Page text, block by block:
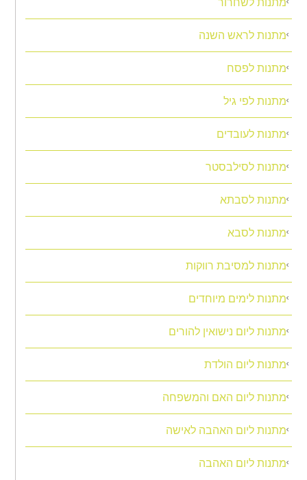
מתנות לראש השנה
מתנות לפסח
מתנות לפי גיל
מתנות לעובדים
מתנות לסילבסטר
מתנות לסבתא
מתנות לסבא
מתנות למסיבת רווקות
מתנות לימים מיוחדים
מתנות ליום נישואין להורים
מתנות ליום הולדת
מתנות ליום האם והמשפחה
מתנות ליום האהבה לאישה
מתנות ליום האהבה